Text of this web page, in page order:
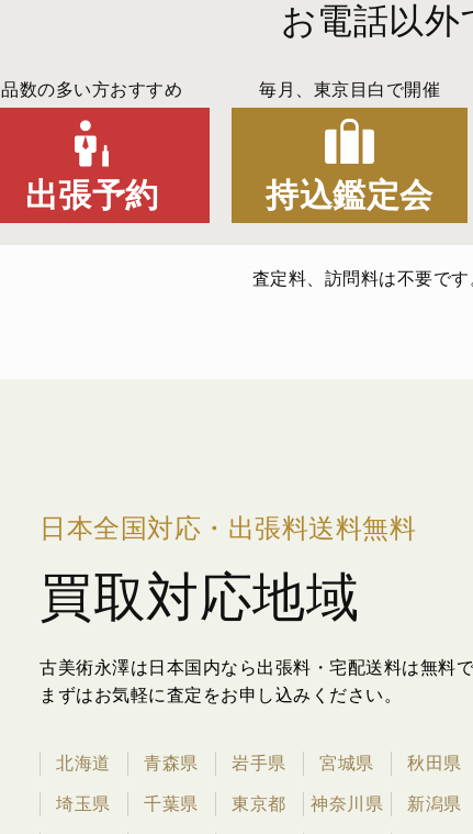
お電話以外
品数の多い方おすすめ
出張予約
毎月、東京目白で開催
持込鑑定会
査定料、訪問料は不要で
日本全国対応・出張料送料無料
買取対応地域
古美術永澤は日本国内なら出張料・宅配送料は無料で
まずはお気軽に査定をお申し込みください。
北海道 青森県 岩手県 宮城県 秋田県
埼玉県 千葉県 東京都 神奈川県 新潟県